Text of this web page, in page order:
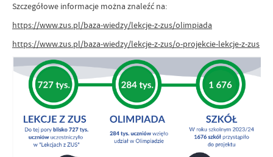
Szczegółowe informacje można znaleźć na:
https://www.zus.pl/baza-wiedzy/lekcje-z-zus/olimpiada
https://www.zus.pl/baza-wiedzy/lekcje-z-zus/o-projekcie-lekcje-z-zus